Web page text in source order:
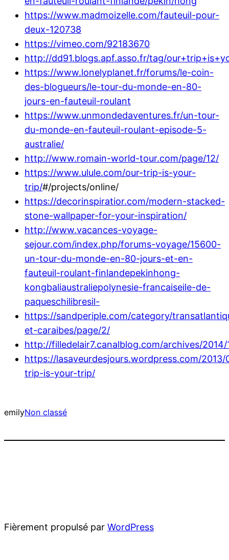
https://www.madmoizelle.com/fauteuil-pour-
deux-120738
https://vimeo.com/92183670
http://dd91.blogs.apf.asso.fr/tag/
https://www.lonelyplanet.fr/forums/le-coin-
des-blogueurs/le-tour-du-monde-en-80-
jours-en-fauteuil-roulant
https://www.unmondedaventures.fr/un-tour-
du-monde-en-fauteuil-roulant-episode-5-
australie/
http://www.romain-world-tour.com/page/12/
https://www.ulule.com/our-trip-is-your-
trip/#/projects/online/
https://decorinspiratior.com/modern-stacked-
stone-wallpaper-for-your-inspiration/
http://www.vacances-voyage-
sejour.com/index.php/forums-voyage/15600-
un-tour-du-monde-en-80-jours-et-en-
fauteuil-roulant-finlandepekinhong-
kongbaliaustraliepolynesie-francaiseile-de-
paqueschilibresil-
https://sandperiple.com/category/
et-caraibes/page/2/
http://filledelair7.canalblog.com/archives/
https://lasaveurdesjours.wordpress.com/
trip-is-your-trip/
emilyNon classé
Fièrement propulsé par WordPress